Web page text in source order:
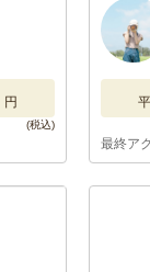
円
最終ア